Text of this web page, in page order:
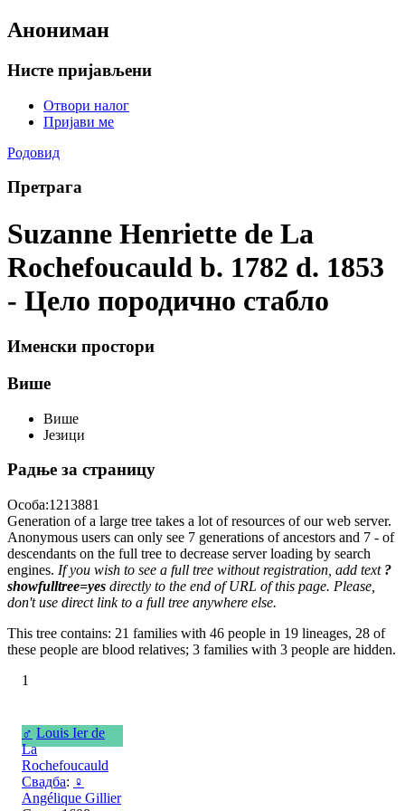
Анониман
Нисте пријављени
Отвори налог
Пријави ме
Родовид
Претрага
Suzanne Henriette de La
Rochefoucauld b. 1782 d. 1853
- Цело породично стабло
Именски простори
Више
Више
Језици
Радње за страницу
Особа:1213881
Generation of a large tree takes a lot of resources of our web server.
Anonymous users can only see 7 generations of ancestors and 7 - of
descendants on the full tree to decrease server loading by search
engines. If you wish to see a full tree without registration, add text ?
showfulltree=yes directly to the end of URL of this page. Please,
don't use direct link to a full tree anywhere else.
This tree contains: 21 families with 46 people in 19 lineages, 28 of
these people are blood relatives; 3 families with 3 people are hidden.
1
♂ Louis Ier de
La
Rochefoucauld
Свадба: ♀
Angélique Gillier